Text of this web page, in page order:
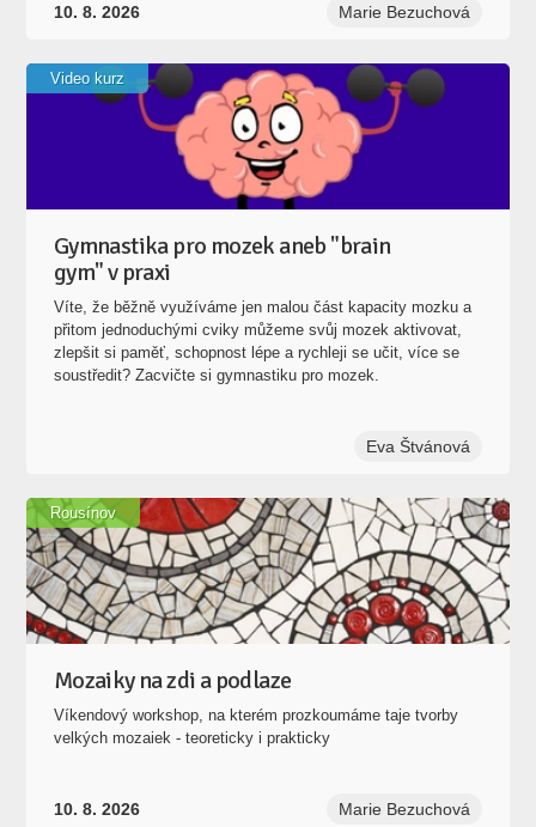
10. 8. 2026 Marie Bezuchová
Gymnastika pro mozek aneb "brain
gym" v praxi
Víte, že běžně využíváme jen malou část kapacity mozku a
přitom jednoduchými cviky můžeme svůj mozek aktivovat,
zlepšit si paměť, schopnost lépe a rychleji se učit, více se
soustředit? Zacvičte si gymnastiku pro mozek.
Eva Štvánová
Video kurz
Mozaiky na zdi a podlaze
Víkendový workshop, na kterém prozkoumáme taje tvorby
velkých mozaiek - teoreticky i prakticky
10. 8. 2026 Marie Bezuchová
Rousínov